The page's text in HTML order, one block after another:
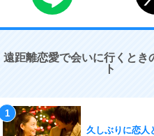
遠距離恋愛で会いに行くとき
ト
久しぶりに恋人